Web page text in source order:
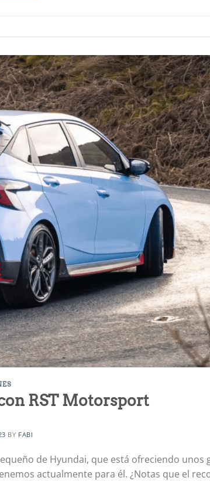
RST Motorsport
BY FABI
de Hyundai, que está ofreciendo unos
actualmente para él. ¿Notas que el